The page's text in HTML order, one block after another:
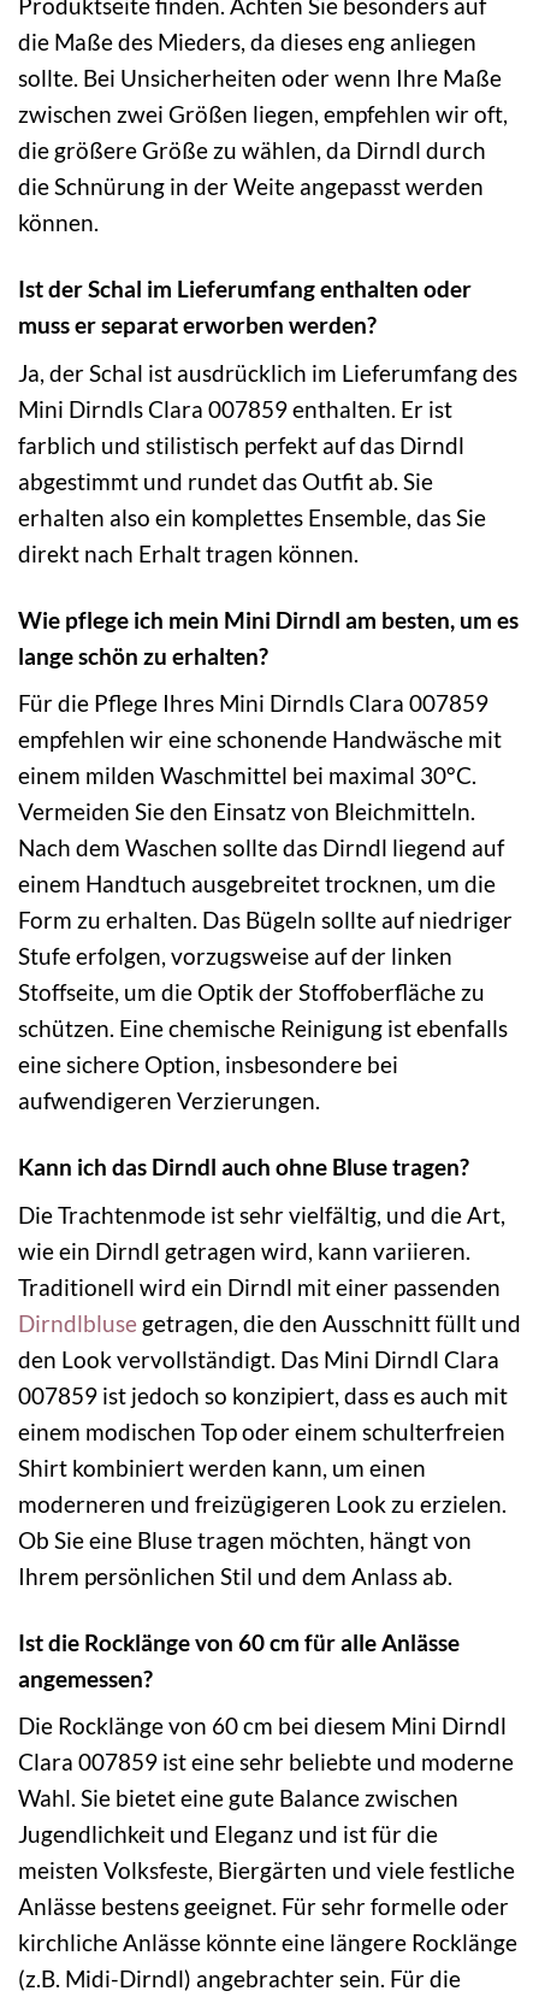
Produktseite finden. Achten Sie besonders auf
die Maße des Mieders, da dieses eng anliegen
sollte. Bei Unsicherheiten oder wenn Ihre Maße
zwischen zwei Größen liegen, empfehlen wir oft,
die größere Größe zu wählen, da Dirndl durch
die Schnürung in der Weite angepasst werden
können.
Ist der Schal im Lieferumfang enthalten oder
muss er separat erworben werden?
Ja, der Schal ist ausdrücklich im Lieferumfang des
Mini Dirndls Clara 007859 enthalten. Er ist
farblich und stilistisch perfekt auf das Dirndl
abgestimmt und rundet das Outfit ab. Sie
erhalten also ein komplettes Ensemble, das Sie
direkt nach Erhalt tragen können.
Wie pflege ich mein Mini Dirndl am besten, um es
lange schön zu erhalten?
Für die Pflege Ihres Mini Dirndls Clara 007859
empfehlen wir eine schonende Handwäsche mit
einem milden Waschmittel bei maximal 30°C.
Vermeiden Sie den Einsatz von Bleichmitteln.
Nach dem Waschen sollte das Dirndl liegend auf
einem Handtuch ausgebreitet trocknen, um die
Form zu erhalten. Das Bügeln sollte auf niedriger
Stufe erfolgen, vorzugsweise auf der linken
Stoffseite, um die Optik der Stoffoberfläche zu
schützen. Eine chemische Reinigung ist ebenfalls
eine sichere Option, insbesondere bei
aufwendigeren Verzierungen.
Kann ich das Dirndl auch ohne Bluse tragen?
Die Trachtenmode ist sehr vielfältig, und die Art,
wie ein Dirndl getragen wird, kann variieren.
Traditionell wird ein Dirndl mit einer passenden
Dirndlbluse getragen, die den Ausschnitt füllt und
den Look vervollständigt. Das Mini Dirndl Clara
007859 ist jedoch so konzipiert, dass es auch mit
einem modischen Top oder einem schulterfreien
Shirt kombiniert werden kann, um einen
moderneren und freizügigeren Look zu erzielen.
Ob Sie eine Bluse tragen möchten, hängt von
Ihrem persönlichen Stil und dem Anlass ab.
Ist die Rocklänge von 60 cm für alle Anlässe
angemessen?
Die Rocklänge von 60 cm bei diesem Mini Dirndl
Clara 007859 ist eine sehr beliebte und moderne
Wahl. Sie bietet eine gute Balance zwischen
Jugendlichkeit und Eleganz und ist für die
meisten Volksfeste, Biergärten und viele festliche
Anlässe bestens geeignet. Für sehr formelle oder
kirchliche Anlässe könnte eine längere Rocklänge
(z.B. Midi-Dirndl) angebrachter sein. Für die